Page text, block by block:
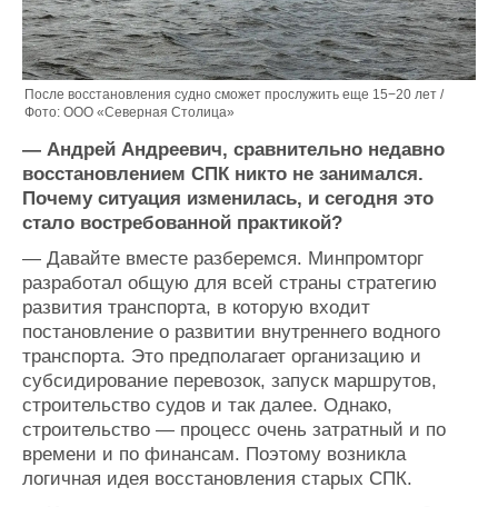
После восстановления судно сможет прослужить еще 15−20 лет /
Фото: ООО «Северная Столица»
— Андрей Андреевич, сравнительно недавно
восстановлением СПК никто не занимался.
Почему ситуация изменилась, и сегодня это
стало востребованной практикой?
— Давайте вместе разберемся. Минпромторг
разработал общую для всей страны стратегию
развития транспорта, в которую входит
постановление о развитии внутреннего водного
транспорта. Это предполагает организацию и
субсидирование перевозок, запуск маршрутов,
строительство судов и так далее. Однако,
строительство — процесс очень затратный и по
времени и по финансам. Поэтому возникла
логичная идея восстановления старых СПК.